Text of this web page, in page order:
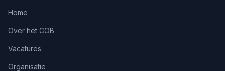
Home
Over het COB
Vacatures
Organisatie